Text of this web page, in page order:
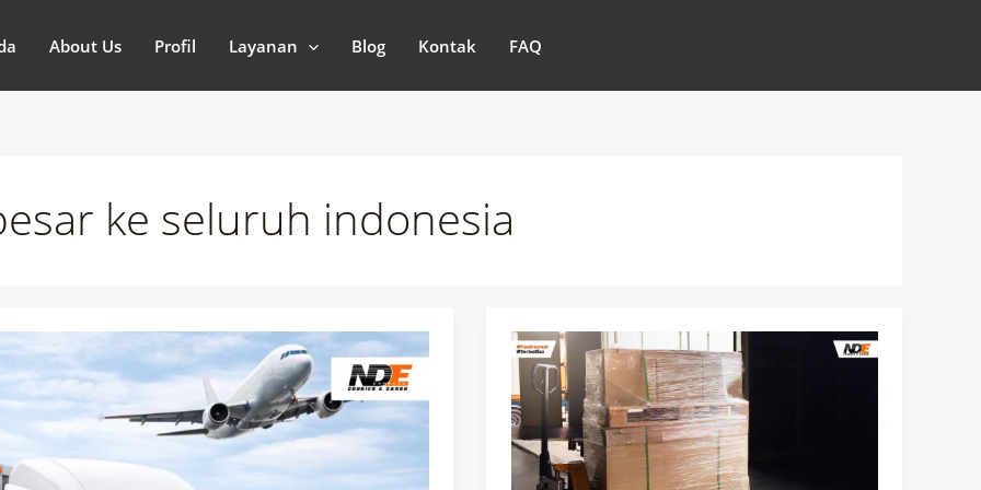
About Us Profil Layanan Blog Kontak FAQ
ke seluruh indonesia
TIPS
DAN
CARA
HEMAT
ONGKIR
PENGIRIMAN